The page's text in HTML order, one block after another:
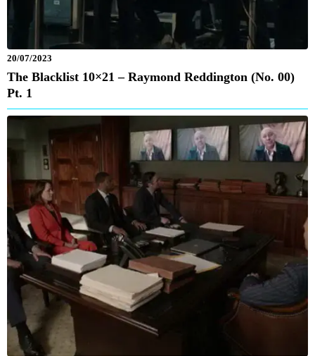
20/07/2023
The Blacklist 10×21 – Raymond Reddington (No. 00)
Pt. 1